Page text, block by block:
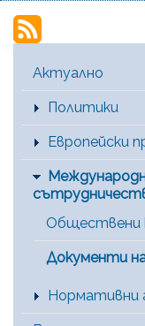
Main Menu
Актуално
Политики
Европейски
Обществени
Документи
Нормативни